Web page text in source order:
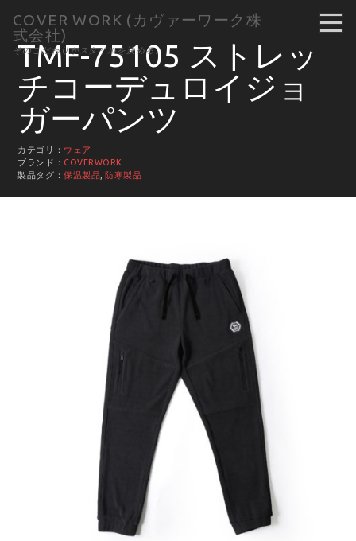
COVER WORK (カヴァーワーク株
式会社)
そのこだわりがスタイルを決める。
TMF-75105 ストレッ
チコーデュロイジョ
ガーパンツ
カテゴリ： ウェア
ブランド： COVERWORK
製品タグ：保温製品 ,防寒製品